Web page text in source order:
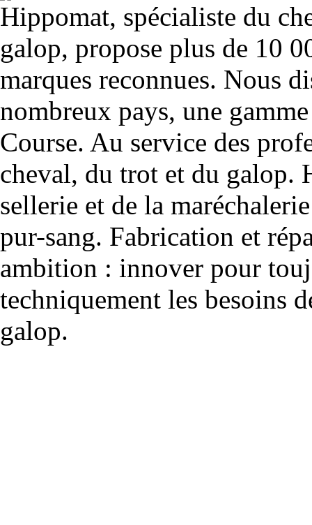
Hippomat, spécialiste du
galop, propose plus de 10
marques reconnues. Nous
nombreux pays, une
Course. Au service des
cheval, du trot et du galop.
sellerie et de la
pur-sang. Fabrication et
ambition : innover pour
techniquement les besoins
galop.